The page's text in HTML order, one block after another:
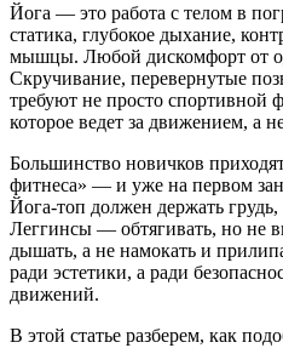
Йога — это работа с телом в
статика, глубокое дыхание,
мышцы. Любой дискомфорт от
Скручивание, перевернутые
требуют не просто спортивной
которое ведет за движением, а
Большинство новичков
фитнеса» — и уже на первом
Йога-топ должен держать
Леггинсы — обтягивать, но не
дышать, а не намокать и
ради эстетики, а ради
движений.
В этой статье разберем, как